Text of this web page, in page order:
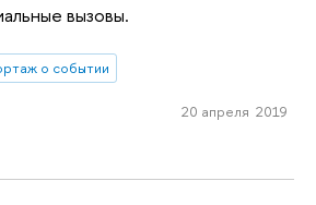
вызовы.
о событии
20 апреля 2019